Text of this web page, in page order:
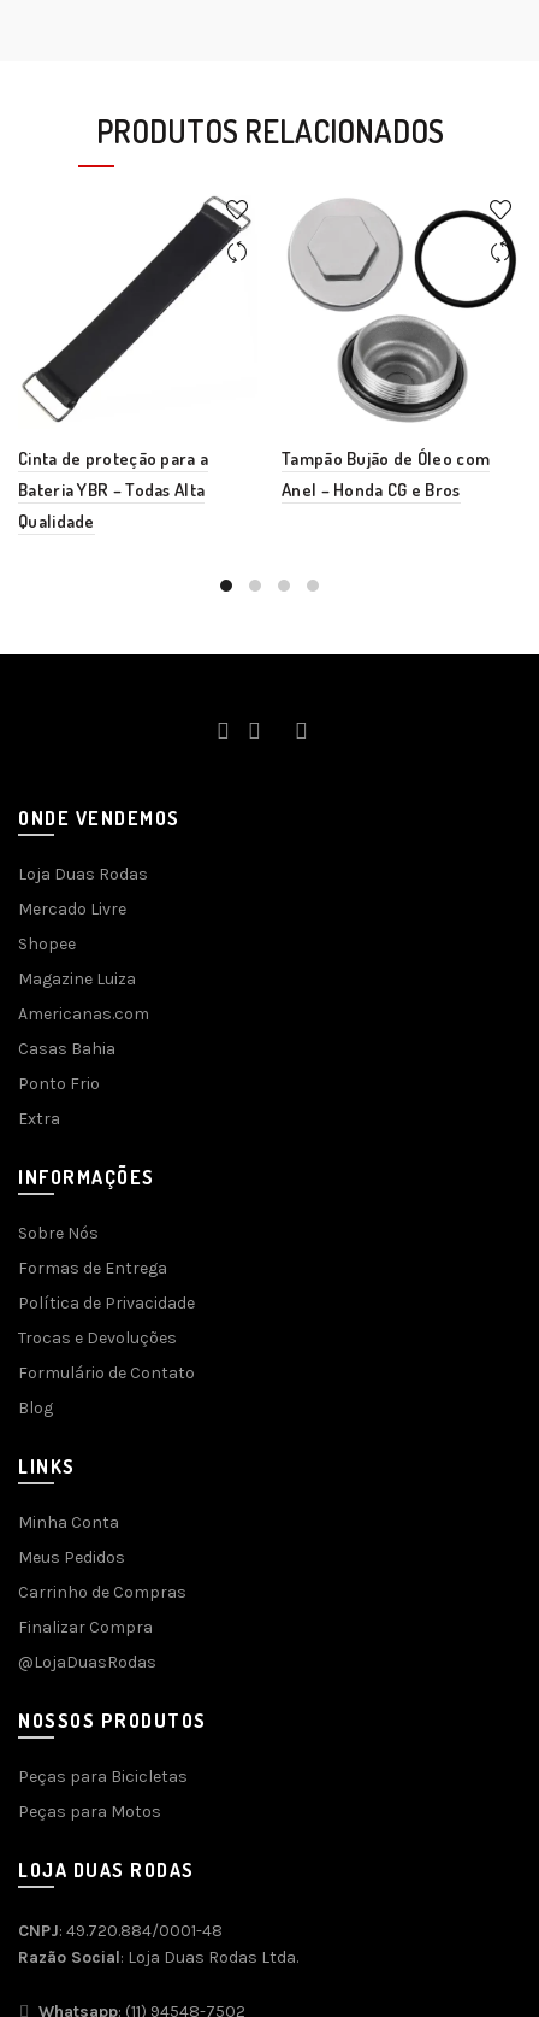
PRODUTOS RELACIONADOS
Cinta de proteção para a
Bateria YBR – Todas Alta
Qualidade
Tampão Bujão de Óleo com
Anel – Honda CG e Bros
ONDE VENDEMOS
Loja Duas Rodas
Mercado Livre
Shopee
Magazine Luiza
Americanas.com
Casas Bahia
Ponto Frio
Extra
INFORMAÇÕES
Sobre Nós
Formas de Entrega
Política de Privacidade
Trocas e Devoluções
Formulário de Contato
Blog
LINKS
Minha Conta
Meus Pedidos
Carrinho de Compras
Finalizar Compra
@LojaDuasRodas
NOSSOS PRODUTOS
Peças para Bicicletas
Peças para Motos
LOJA DUAS RODAS
CNPJ: 49.720.884/0001-48
Razão Social: Loja Duas Rodas Ltda.
Whatsapp: (11) 94548-7502